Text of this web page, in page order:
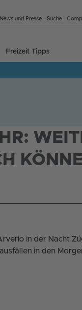
News und Presse Suche
Freizeit Tipps
in der Nacht
in den